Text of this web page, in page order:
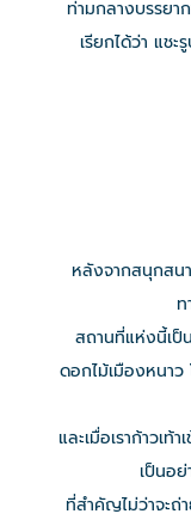
ท่ามกลางบรรยา
เรียกได้ว่า แช
หลังจากสนุกสน
ท
สถานที่แห่งนี้เ
ดอกไม้เมืองหนาว
และเมื่อเราก้าวเท้
เป็นอ
ที่สำคัญไม่ว่าจะถ่